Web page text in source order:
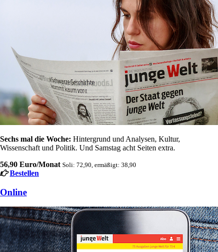
Sechs mal die Woche: Hintergrund und Analysen, Kultur,
Wissenschaft und Politik. Und Samstag acht Seiten extra.
56,90 Euro/Monat Soli: 72,90, ermäßigt: 38,90
Bestellen
Online